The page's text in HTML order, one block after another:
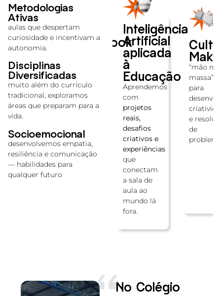
Metodologias
Ativas
aulas que despertam
curiosidade e incentivam a
autonomia.
Disciplinas
Diversificadas
muito além do currículo
tradicional, exploramos
áreas que preparam para a
vida.
Socioemocional
desenvolvemos empatia,
resiliência e comunicação
— habilidades para
qualquer futuro
de
e
o
Geekie
One +
Chromebook
recebe um
Chromebook
e utiliza a
plataforma
digital
garantindo
personalização
no
aprendizado
e acesso a
Inteligência
Artificial
aplicada
à
Educação
Aprendemos
com
projetos
reais,
desafios
criativos e
experiências
que
conectam
a sala de
aula ao
mundo lá
fora.
“mão na
massa”
para
e
de
No Colégio